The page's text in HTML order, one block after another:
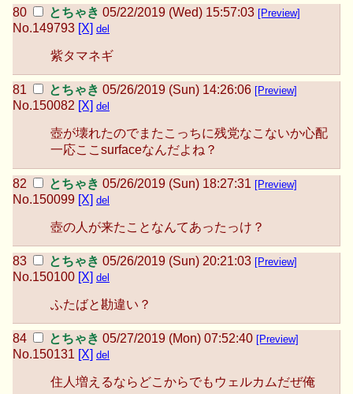
とちゃき 05/22/2019 (Wed) 15:57:03 [Preview]
No.149793 [X] del
紫タマネギ
とちゃき 05/26/2019 (Sun) 14:26:06 [Preview]
No.150082 [X] del
壺が壊れたのでまたこっちに残党なこないか心配
一応ここsurfaceなんだよね？
とちゃき 05/26/2019 (Sun) 18:27:31 [Preview]
No.150099 [X] del
壺の人が来たことなんてあったっけ？
とちゃき 05/26/2019 (Sun) 20:21:03 [Preview]
No.150100 [X] del
ふたばと勘違い？
とちゃき 05/27/2019 (Mon) 07:52:40 [Preview]
No.150131 [X] del
住人増えるならどこからでもウェルカムだぜ俺